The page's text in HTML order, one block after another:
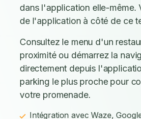
dans l'application elle-même.
de l'application à côté de ce
Consultez le menu d'un
proximité ou démarrez la
directement depuis
parking le plus proche pour
votre promenade.
Intégration avec Waze,